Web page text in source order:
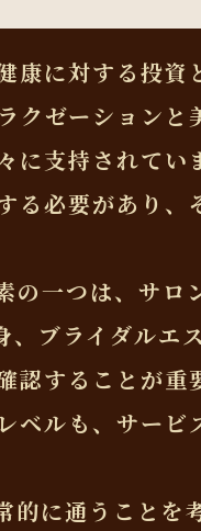
康に対する投資
クゼーションと
に支持されてい
る必要があり、
の一つは、サロ
、ブライダルエ
認することが重
ベルも、サービ
的に通うことを